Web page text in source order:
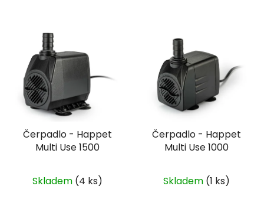
Čerpadlo - Happet
Multi Use 1500
Skladem (4 ks)
Čerpadlo - Happet
Multi Use 1000
Skladem (1 ks)